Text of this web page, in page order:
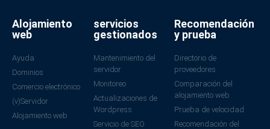
Alojamiento
web
Ayuda
Dominios
Comercio electrónico
(v)Servidor
Alojamiento web
servicios
gestionados
Mantenimiento del
servidor
Monitoreo
Actualizaciones de
Wordpress
Servicio de SEO
Recomendación
y prueba
Directorio de
proveedores
Comparación del
alojamiento web
Prueba de velocidad
Recomendación del